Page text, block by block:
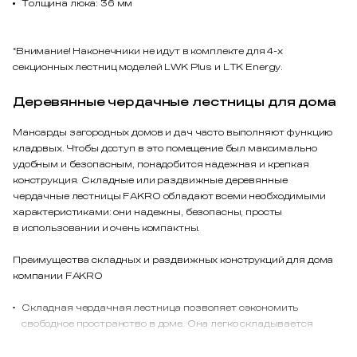
Толщина люка: 36 мм
*Внимание! Наконечники не идут в комплекте для 4-x
секционных лестниц моделей LWK Plus и LTK Energy.
Деревянные чердачные лестницы для дома
Мансарды загородных домов и дач часто выполняют функцию
кладовых. Чтобы доступ в это помещение был максимально
удобным и безопасным, понадобится надежная и крепкая
конструкция. Складные или раздвижные деревянные
чердачные лестницы FAKRO обладают всеми необходимыми
характеристиками: они надежны, безопасны, просты
в использовании и очень компактны.
Преимущества складных и раздвижных конструкций для дома
компании FAKRO
Складная чердачная лестница позволяет сэкономить
свободное пространство в доме. Она легко складывается